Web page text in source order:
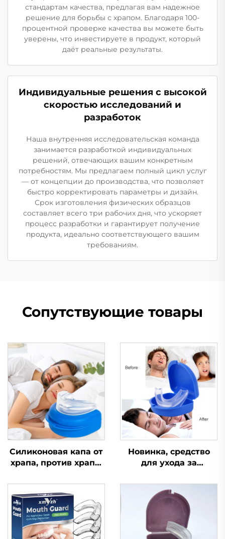
стандартам качества, предлагая вам надежное
решение для борьбы с храпом. Благодаря 100-
процентной проверке качества вы можете быть
уверены, что инвестируете в продукт, который
даёт реальные результаты.
Индивидуальные решения с высокой
скоростью исследований и
разработок
Наша внутренняя исследовательская команда
занимается разработкой индивидуальных
решений, отвечающих вашим конкретным
потребностям. Мы предлагаем полный цикл услуг
— от концепции до производства, что позволяет
быстро корректировать параметры и дизайн.
Срок изготовления физических образцов
составляет всего три рабочих дня, что ускоряет
процесс разработки и гарантирует получение
продукта, идеально соответствующего вашим
требованиям.
Сопутствующие товары
Силиконовая капа от
храпа, против храпа,
бруксизма, средство
для сна,
ортодонтическая
капа, средства
личной гигиены,
Новинка, средство
для ухода за
устройство для
помощи во сне,
улучшает качество
сна, силиконовая и
EVA-капа от храпа